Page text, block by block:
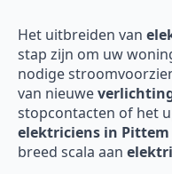
Het uitbreiden van
stap zijn om uw
nodige
van nieuwe
stopcontacten of het
elektriciens in Pittem
breed scala aan